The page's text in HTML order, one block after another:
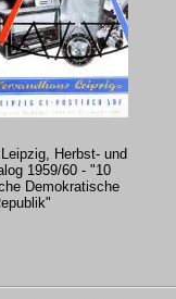
Herbst- und
1959/60 - "10
Demokratische